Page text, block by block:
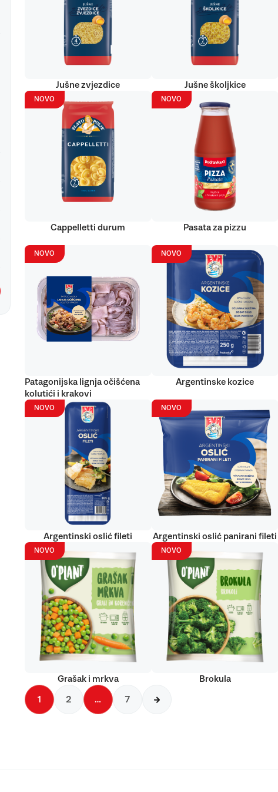
Jušne zvjezdice Jušne školjkice
NOVO
Cappelletti durum
NOVO
Pasata za pizzu
NOVO
Patagonijska lignja očišćena
kolutići i krakovi
NOVO
Argentinske kozice
NOVO
Argentinski oslić fileti
NOVO
Argentinski oslić panirani fileti
NOVO
Grašak i mrkva
NOVO
Brokula
1 2 … 7